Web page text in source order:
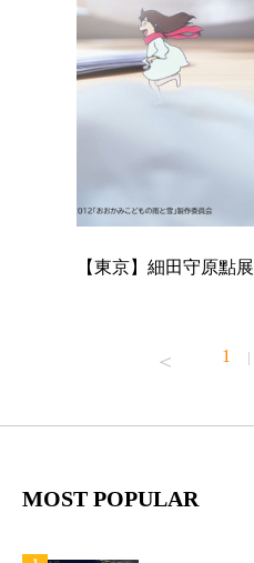
【東京】細田守原點展
1 |
MOST POPULAR